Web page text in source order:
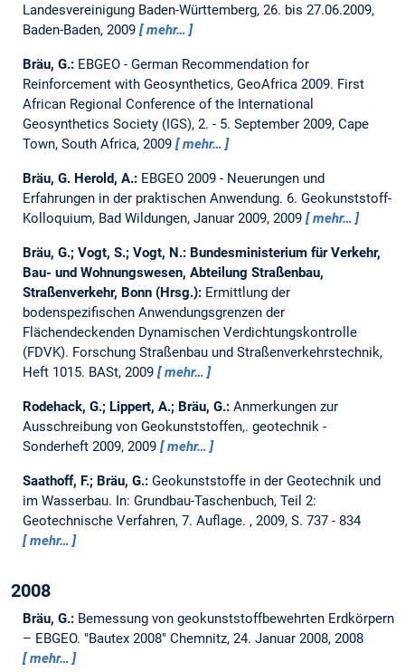
Landesvereinigung Baden-Württemberg, 26. bis 27.06.2009,
Baden-Baden, 2009
mehr…
Bräu, G.: EBGEO - German Recommendation for
Reinforcement with Geosynthetics, GeoAfrica 2009. First
African Regional Conference of the International
Geosynthetics Society (IGS), 2. - 5. September 2009, Cape
Town, South Africa, 2009
mehr…
Bräu, G. Herold, A.: EBGEO 2009 - Neuerungen und
Erfahrungen in der praktischen Anwendung. 6. Geokunststoff-
Kolloquium, Bad Wildungen, Januar 2009, 2009
mehr…
Bräu, G.; Vogt, S.; Vogt, N.: Bundesministerium für Verkehr,
Bau- und Wohnungswesen, Abteilung Straßenbau,
Straßenverkehr, Bonn (Hrsg.): Ermittlung der
bodenspezifischen Anwendungsgrenzen der
Flächendeckenden Dynamischen Verdichtungskontrolle
(FDVK). Forschung Straßenbau und Straßenverkehrstechnik,
Heft 1015. BASt, 2009
mehr…
Rodehack, G.; Lippert, A.; Bräu, G.: Anmerkungen zur
Ausschreibung von Geokunststoffen,. geotechnik -
Sonderheft 2009, 2009
mehr…
Saathoff, F.; Bräu, G.: Geokunststoffe in der Geotechnik und
im Wasserbau. In: Grundbau-Taschenbuch, Teil 2:
Geotechnische Verfahren, 7. Auflage. , 2009, S. 737 - 834
mehr…
2008
Bräu, G.: Bemessung von geokunststoffbewehrten Erdkörpern
– EBGEO. "Bautex 2008" Chemnitz, 24. Januar 2008, 2008
mehr…